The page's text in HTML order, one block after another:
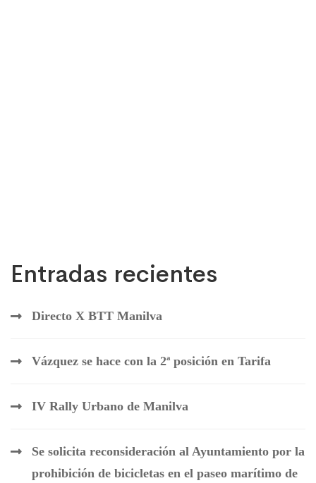
Entradas recientes
Directo X BTT Manilva
Vázquez se hace con la 2ª posición en Tarifa
IV Rally Urbano de Manilva
Se solicita reconsideración al Ayuntamiento por la
prohibición de bicicletas en el paseo marítimo de